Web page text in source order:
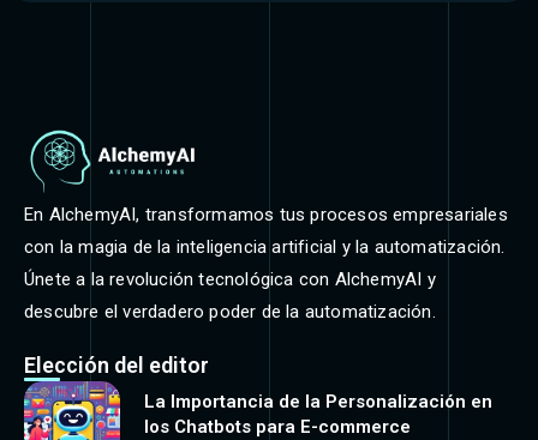
En AlchemyAI, transformamos tus procesos empresariales
con la magia de la inteligencia artificial y la automatización.
Únete a la revolución tecnológica con AlchemyAI y
descubre el verdadero poder de la automatización.
Elección del editor
La Importancia de la Personalización en
los Chatbots para E-commerce